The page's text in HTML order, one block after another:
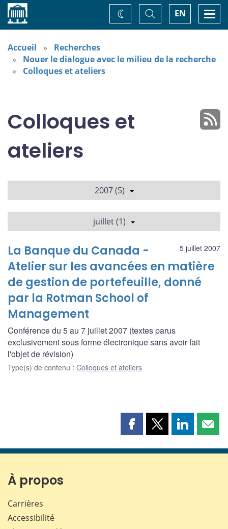
Accueil EN
Basculer
la
recherche
Changez
de
Accueil
Recherches
Nouer le dialogue avec le milieu de la recherche
Colloques et ateliers
Colloques et
ateliers
2007 (5)
juillet (1)
5 juillet 2007
La Banque du Canada -
Atelier sur les avancées en matière
de gestion de portefeuille, donné
par la Rotman School of
Management
Conférence du 5 au 7 juillet 2007 (textes parus
exclusivement sous forme électronique sans avoir fait
l'objet de révision)
Type(s) de contenu : Colloques et ateliers
Partager
page
Partager
page
Partager
page page
À propos
Carrières
Accessibilité